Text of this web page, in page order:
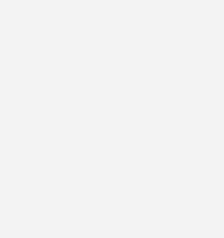
kann mithilfe der
Dunlop,
(GSC). „Wir brauchen bis
und solaren Fortschritt
wir jetzt handeln müssen,
Netze, schnellere
Schwellenländern und eine